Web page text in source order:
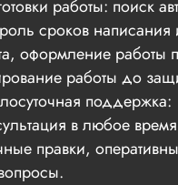
работы: поиск
сроков написания
оформление работы
работы до
поддержка:
в любое время
правки,